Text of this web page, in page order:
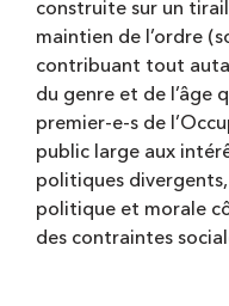
construite sur un
maintien de l’ordre
contribuant tout
du genre et de l’âge
premier-e-s de
public large aux
politiques
politique et morale
des contraintes